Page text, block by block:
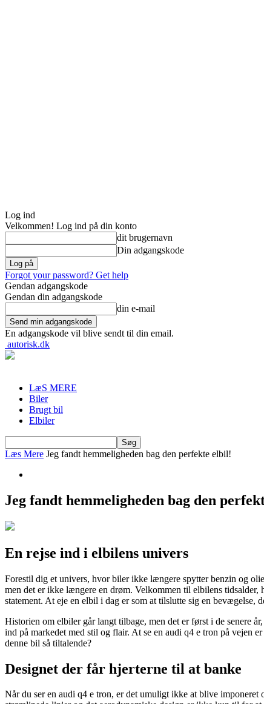
Log ind
Velkommen! Log ind på din konto
dit brugernavn
Din adgangskode
Forgot your password? Get help
Gendan adgangskode
Gendan din adgangskode
din e-mail
En adgangskode vil blive sendt til din email.
autorisk.dk
LæS MERE
Biler
Brugt bil
Elbiler
Læs Mere Jeg fandt hemmeligheden bag den perfekte elbil!
Jeg fandt hemmeligheden bag den
En rejse ind i elbilens univers
Forestil dig et univers, hvor biler ikke længere spytter benzin og
men det er ikke længere en drøm. Velkommen til elbilens tidsalder,
statement. At eje en elbil i dag er som at tilslutte sig en
Historien om elbiler går langt tilbage, men det er først i de senere
ind på markedet med stil og flair. At se en audi q4 e tron på vejen
denne bil så tiltalende?
Designet der får hjerterne til at banke
Når du ser en audi q4 e tron, er det umuligt ikke at blive imponeret